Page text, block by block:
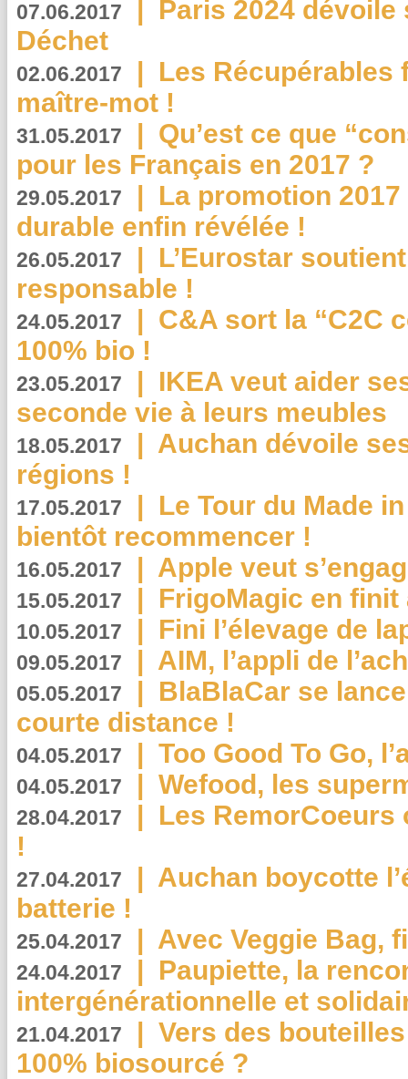
07.06.2017
Paris 2024
Déchet
02.06.2017 | Les Récupérables
maître-mot !
31.05.2017 | Qu’est ce que
pour les Français en 2017 ?
29.05.2017 | La promotion
durable enfin révélée !
26.05.2017 | L’Eurostar
responsable !
24.05.2017 | C&A sort la “C2C
100% bio !
23.05.2017 | IKEA veut aider
seconde vie à leurs meubles
18.05.2017 | Auchan dévoile
régions !
17.05.2017 | Le Tour du Made
bientôt recommencer !
16.05.2017 | Apple veut
15.05.2017 | FrigoMagic en
10.05.2017 | Fini l’élevage de
09.05.2017 | AIM, l’appli de
05.05.2017 | BlaBlaCar se
courte distance !
04.05.2017 | Too Good To Go,
04.05.2017 | Wefood, les
28.04.2017 | Les RemorCoeurs
!
27.04.2017 | Auchan boycotte
batterie !
25.04.2017 | Avec Veggie Bag,
24.04.2017 | Paupiette, la
intergénérationnelle et
21.04.2017 | Vers des
100% biosourcé ?